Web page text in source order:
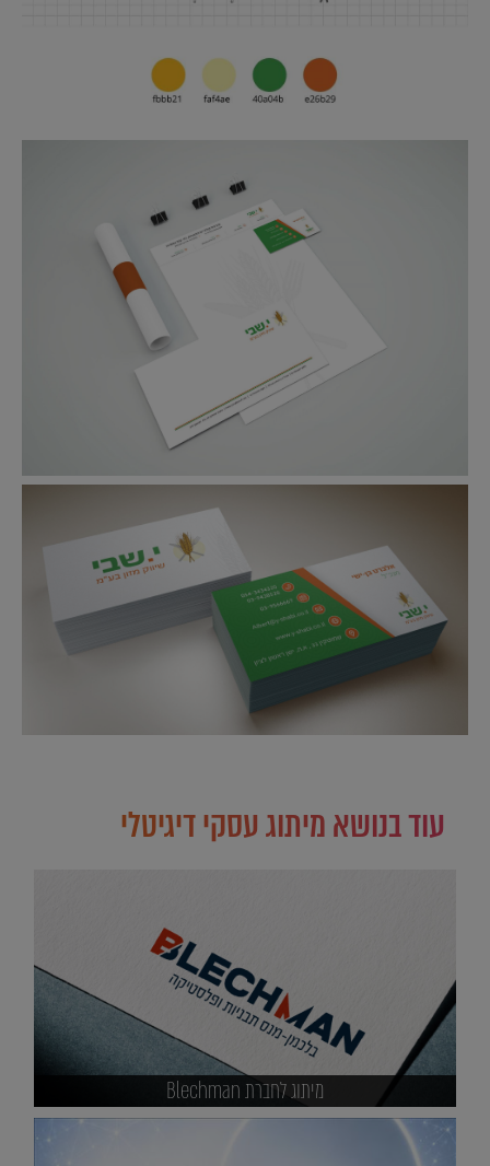
עוד בנושא מיתוג עסקי דיגיטלי
מיתוג לחברת Blechman